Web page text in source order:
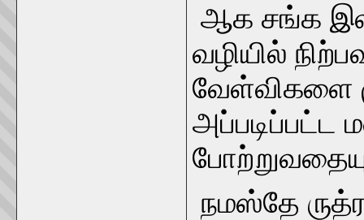
ஆக சங்க
வழியில்
வேள்விகளை
அப்படிப்பட்ட
நமஸ்தே